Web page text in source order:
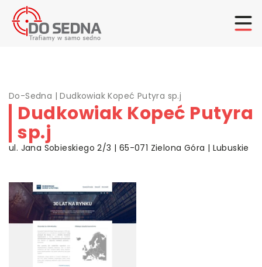
Do-Sedna |Dudkowiak Kopeć Putyra sp.j
Dudkowiak Kopeć Putyra
sp.j
ul. Jana Sobieskiego 2/3 | 65-071 Zielona Góra | Lubuskie